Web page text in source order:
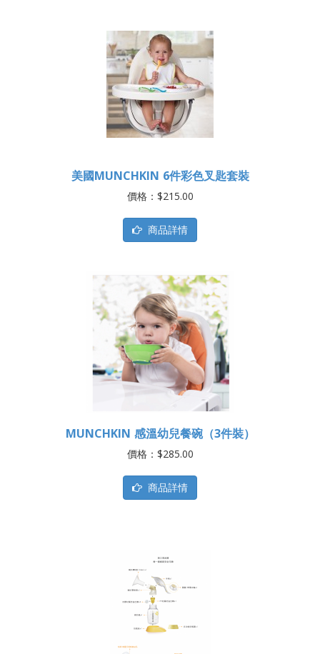
美國MUNCHKIN 6件彩色叉匙套裝
價格：$215.00
商品詳情
MUNCHKIN 感溫幼兒餐碗（3件裝）
價格：$285.00
商品詳情